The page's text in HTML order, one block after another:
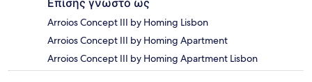
Επίσης γνωστό ως
Arroios Concept III by Homing Lisbon
Arroios Concept III by Homing Apartment
Arroios Concept III by Homing Apartment Lisbon